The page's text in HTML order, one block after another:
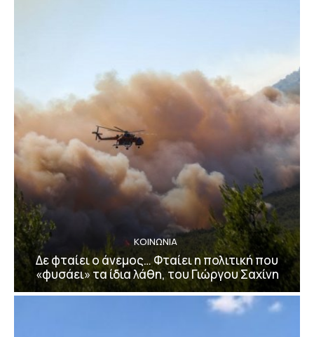
ΚΟΙΝΩΝΙΑ
Δε φταίει ο άνεμος… Φταίει η πολιτική που
«φυσάει» τα ίδια λάθη, του Γιώργου Σαχίνη